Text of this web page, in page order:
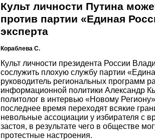
Культ личности Путина
против партии «Единая
эксперта
Кораблева С.
Культ личности президента России
сослужить плохую службу партии
руководитель региональных программ
информационной политики Александр
политолог в интервью «Новому
последнее время переходят всякие
невольные ассоциации у избирателя с
застоя, в результате чего в обществе
протестные настроения.